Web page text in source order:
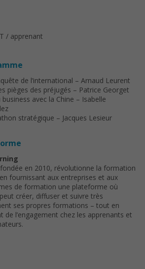
/ apprenant
de l’international – Arnaud Leurent
pièges des préjugés – Patrice Georget
business avec la Chine – Isabelle
stratégique – Jacques Lesieur
en 2010, révolutionne la formation
fournissant aux entreprises et aux
de formation une plateforme où
créer, diffuser et suivre très
ses propres formations – tout en
de l’engagement chez les apprenants et